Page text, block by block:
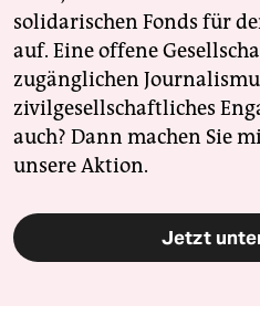
solidarischen Fonds für
auf. Eine offene
zugänglichen
zivilgesellschaftliches
auch? Dann machen Sie
unsere Aktion.
Jetzt